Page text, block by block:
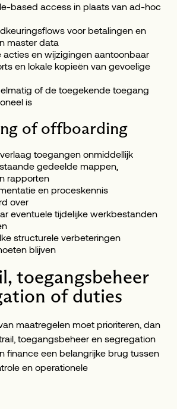
based access in plaats van ad-hoc
voor betalingen en
master data
acties en wijzigingen aantoonbaar
en lokale kopieën van gevoelige
of de toegekende toegang
is
of offboarding
toegangen onmiddellijk
gedeelde mappen,
rapporten
en proceskennis
over
eventuele tijdelijke werkbestanden
structurele verbeteringen
blijven
toegangsbeheer
of duties
maatregelen moet prioriteren, dan
toegangsbeheer en segregation
finance een belangrijke brug tussen
en operationele